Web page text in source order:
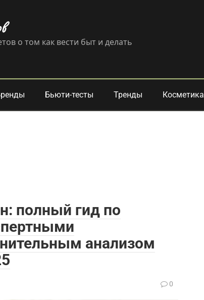
о том как вести быт и делать
Бьюти-тесты Тренды Косметика
полный гид по
анализом
0